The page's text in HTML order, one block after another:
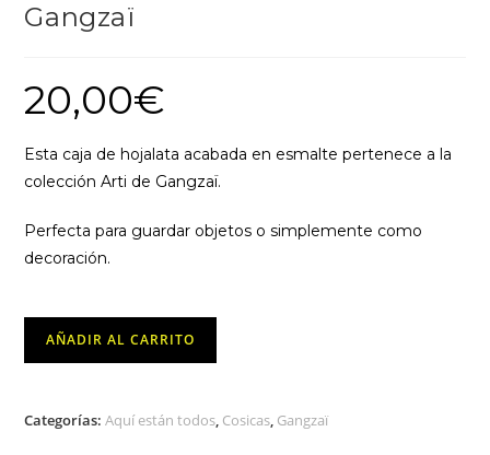
Gangzaï
20,00€
Esta caja de hojalata acabada en esmalte pertenece a la
colección Arti de Gangzaï.
Perfecta para guardar objetos o simplemente como
decoración.
Caja
Arti
AÑADIR AL CARRITO
Categorías:Aquí están todos, Cosicas, Gangzaï